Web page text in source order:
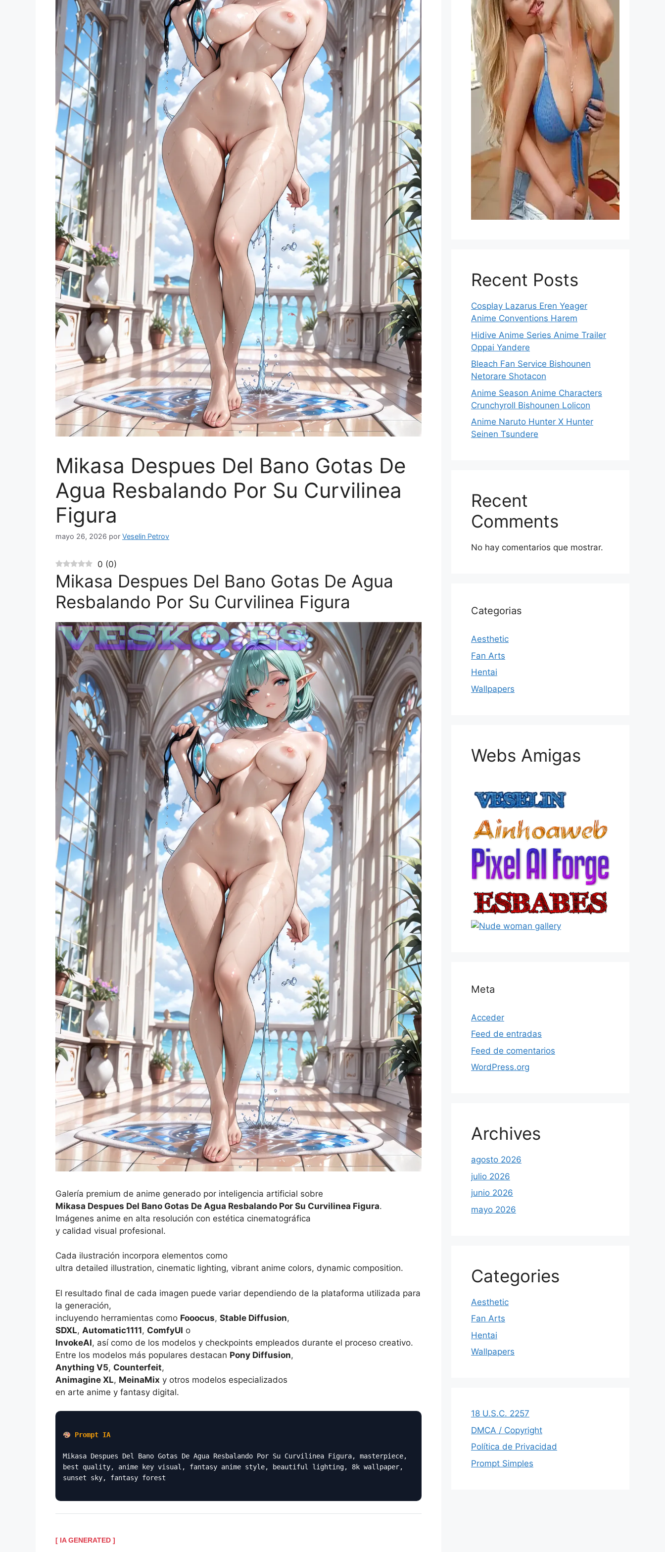
Mikasa Despues Del Bano Gotas De
Agua Resbalando Por Su Curvilinea
Figura
mayo 26, 2026 por Veselin Petrov
0 (0)
Mikasa Despues Del Bano Gotas De Agua
Resbalando Por Su Curvilinea Figura
Galería premium de anime generado por inteligencia artificial sobre
Mikasa Despues Del Bano Gotas De Agua Resbalando Por Su Curvilinea Figura.
Imágenes anime en alta resolución con estética cinematográfica
y calidad visual profesional.
Cada ilustración incorpora elementos como
ultra detailed illustration, cinematic lighting, vibrant anime colors, dynamic composition.
El resultado final de cada imagen puede variar dependiendo de la plataforma utilizada para
la generación,
incluyendo herramientas como Fooocus, Stable Diffusion,
SDXL, Automatic1111, ComfyUI o
InvokeAI, así como de los modelos y checkpoints empleados durante el proceso creativo.
Entre los modelos más populares destacan Pony Diffusion,
Anything V5, Counterfeit,
Animagine XL, MeinaMix y otros modelos especializados
en arte anime y fantasy digital.
Prompt IA
Mikasa Despues Del Bano Gotas De Agua Resbalando Por Su Curvilinea Figura, masterpiece,
best quality, anime key visual, fantasy anime style, beautiful lighting, 8k wallpaper,
sunset sky, fantasy forest
[ IA GENERATED ]
Recent Posts
Cosplay Lazarus Eren Yeager
Anime Conventions Harem
Hidive Anime Series Anime Trailer
Oppai Yandere
Bleach Fan Service Bishounen
Netorare Shotacon
Anime Season Anime Characters
Crunchyroll Bishounen Lolicon
Anime Naruto Hunter X Hunter
Seinen Tsundere
Recent
Comments
No hay comentarios que mostrar.
Categorias
Aesthetic
Fan Arts
Hentai
Wallpapers
Webs Amigas
Meta
Acceder
Feed de entradas
Feed de comentarios
WordPress.org
Archives
agosto 2026
julio 2026
junio 2026
mayo 2026
Categories
Aesthetic
Fan Arts
Hentai
Wallpapers
18 U.S.C. 2257
DMCA / Copyright
Política de Privacidad
Prompt Simples